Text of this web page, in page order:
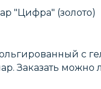
"Цифра" (золото)
с
Заказать можно